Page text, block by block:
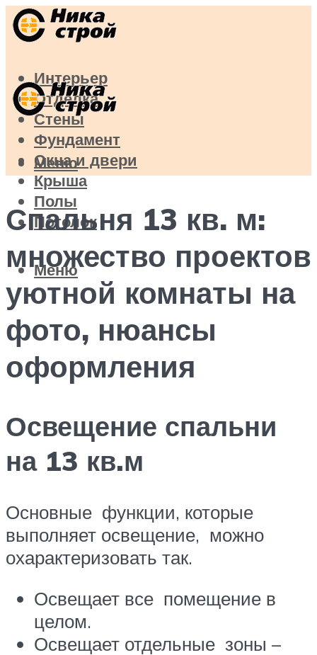
Интерьер
Отделка
Стены
Фундамент
Окна и двери
Крыша
Полы
Потолок
Меню
Меню
Спальня 13 кв. м:
множество проектов
уютной комнаты на
фото, нюансы
оформления
Освещение спальни
на 13 кв.м
Основные функции, которые
выполняет освещение, можно
охарактеризовать так.
Освещает все помещение в
целом.
Освещает отдельные зоны –